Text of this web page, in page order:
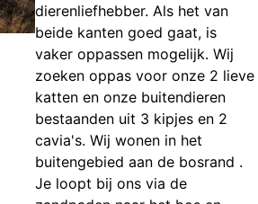
dierenliefhebber. Als het van
beide kanten goed gaat, is
vaker oppassen mogelijk. Wij
zoeken oppas voor onze 2 lieve
katten en onze buitendieren
bestaanden uit 3 kipjes en 2
cavia's. Wij wonen in het
buitengebied aan de bosrand .
Je loopt bij ons via de